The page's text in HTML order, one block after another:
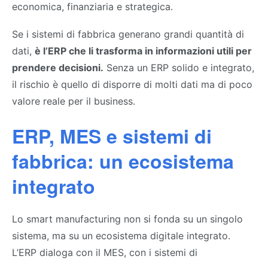
economica, finanziaria e strategica.
Se i sistemi di fabbrica generano grandi quantità di
dati, è l’ERP che li trasforma in informazioni utili per
prendere decisioni. Senza un ERP solido e integrato,
il rischio è quello di disporre di molti dati ma di poco
valore reale per il business.
ERP, MES e sistemi di
fabbrica: un ecosistema
integrato
Lo smart manufacturing non si fonda su un singolo
sistema, ma su un ecosistema digitale integrato.
L’ERP dialoga con il MES, con i sistemi di